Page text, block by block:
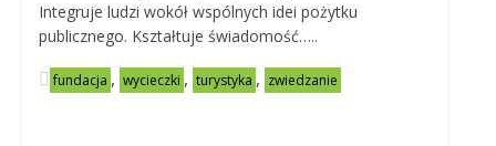
Integruje ludzi wokół wspólnych idei pożytku
publicznego. Kształtuje świadomość…..
fundacja , wycieczki , turystyka , zwiedzanie